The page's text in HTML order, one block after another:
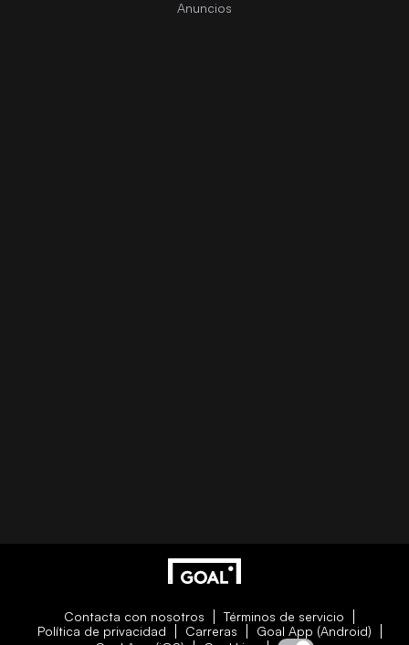
Contacta con nosotros
Términos de servicio
Política de privacidad
Carreras
Goal App (Android)